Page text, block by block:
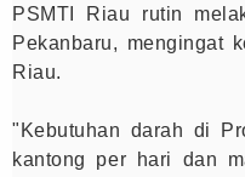
PSMTI Riau rutin
Pekanbaru, mengingat
Riau.
"Kebutuhan darah di
kantong per hari dan